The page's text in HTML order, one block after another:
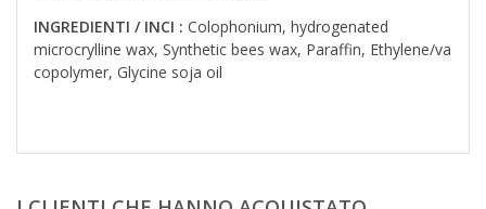
INGREDIENTI / INCI : Colophonium, hydrogenated
microcrylline wax, Synthetic bees wax, Paraffin, Ethylene/va
copolymer, Glycine soja oil